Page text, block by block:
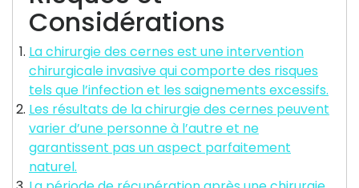
Considérations
La chirurgie des cernes est une intervention
chirurgicale invasive qui comporte des risques
tels que l’infection et les saignements excessifs.
Les résultats de la chirurgie des cernes peuvent
varier d’une personne à l’autre et ne
garantissent pas un aspect parfaitement
naturel.